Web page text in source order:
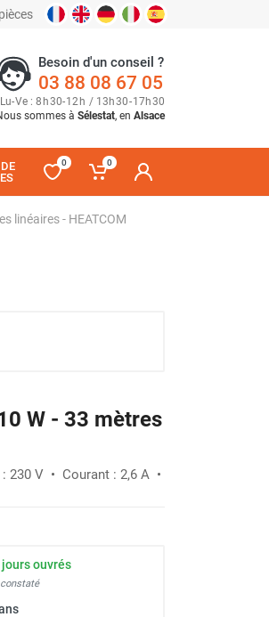
Besoin d'un conseil ?
03 88 08 67 05
Lu-Ve : 8h30-12h / 13h30-17h30
sommes à Sélestat, en Alsace
0 0
linéaires - HEATCOM
W - 33 mètres
230 V • Courant : 2,6 A •
jours ouvrés